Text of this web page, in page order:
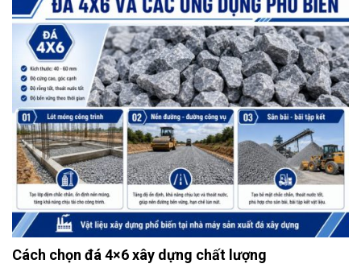
Cách chọn đá 4×6 xây dựng chất lượng